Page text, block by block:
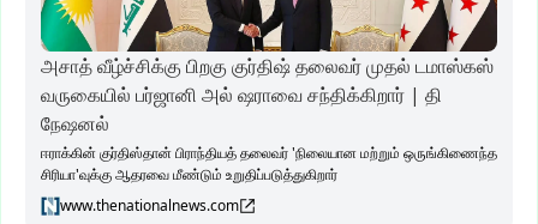
அசாத் வீழ்ச்சிக்கு பிறகு குர்திஷ் தலைவர் முதல் டமாஸ்கஸ்
வருகையில் பர்ஜானி அல் ஷராவை சந்திக்கிறார் | தி
நேஷனல்
ஈராக்கின் குர்திஸ்தான் பிராந்தியத் தலைவர் 'நிலையான மற்றும் ஒருங்கிணைந்த
சிரியா'வுக்கு ஆதரவை மீண்டும் உறுதிப்படுத்துகிறார்
www.thenationalnews.com